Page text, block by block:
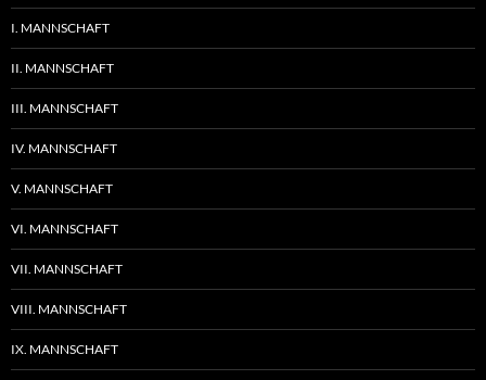
I. MANNSCHAFT
II. MANNSCHAFT
III. MANNSCHAFT
IV. MANNSCHAFT
V. MANNSCHAFT
VI. MANNSCHAFT
VII. MANNSCHAFT
VIII. MANNSCHAFT
IX. MANNSCHAFT